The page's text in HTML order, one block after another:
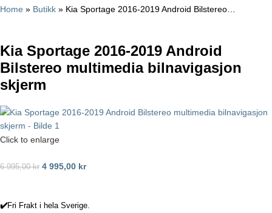
Home » Butikk » Kia Sportage 2016-2019 Android Bilstereo…
Kia Sportage 2016-2019 Android
Bilstereo multimedia bilnavigasjon
skjerm
Click to enlarge
6 995,00kr 4 995,00 kr
✔️Fri Frakt i hela Sverige.